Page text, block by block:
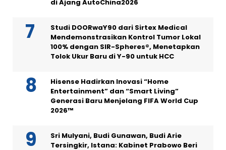
di Ajang AutoChina2026
Studi DOORwaY90 dari Sirtex Medical
Mendemonstrasikan Kontrol Tumor Lokal
100% dengan SIR-Spheres®, Menetapkan
Tolok Ukur Baru di Y-90 untuk HCC
Hisense Hadirkan Inovasi “Home
Entertainment” dan “Smart Living”
Generasi Baru Menjelang FIFA World Cup
2026™
Sri Mulyani, Budi Gunawan, Budi Arie
Tersingkir, Istana: Kabinet Prabowo Beri